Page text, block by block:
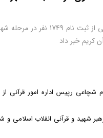
رپیس اداره امور قرآنی از
کریم خبر داد
قرآن کریم گرامیداشت رهبر شهید و قرآنی